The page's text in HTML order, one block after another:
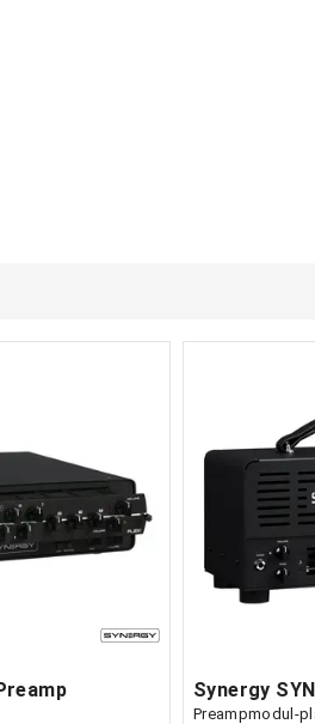
Preampmodul-